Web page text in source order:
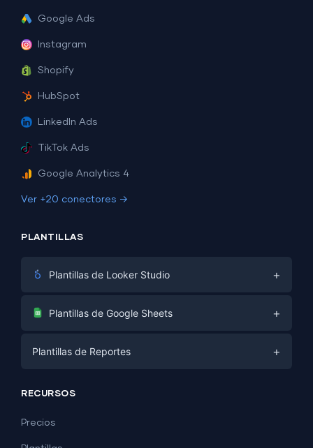
Google Ads
Instagram
Shopify
HubSpot
LinkedIn Ads
TikTok Ads
Google Analytics 4
Ver +20 conectores →
PLANTILLAS
Plantillas de Looker Studio +
Marketing Digital
PPC
SEO
Generación de Leads
Facebook Ads
Plantillas de Google Sheets +
Redes Sociales
Plantillas de Reportes +
Ejemplos de Dashboard
RECURSOS
Precios